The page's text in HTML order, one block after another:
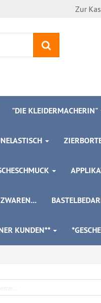
Zur
"DIE KLEIDERMACHERIN"
KUNDEN**